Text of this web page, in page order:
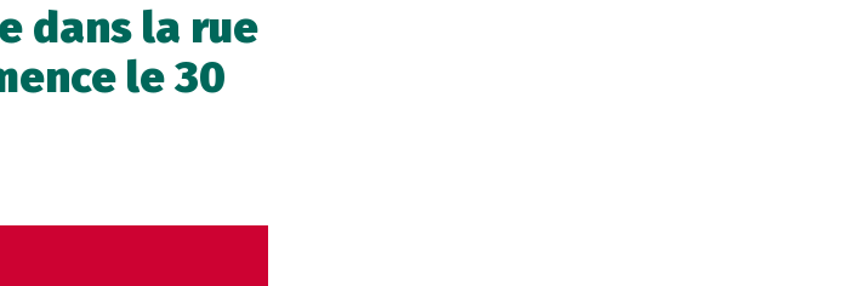
dans la rue
le 30